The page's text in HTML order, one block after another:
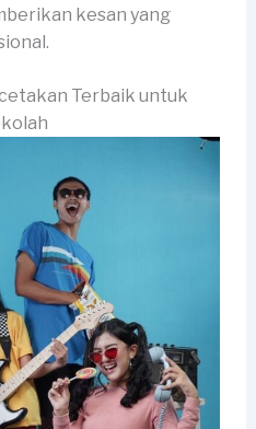
kesan yang
Terbaik untuk